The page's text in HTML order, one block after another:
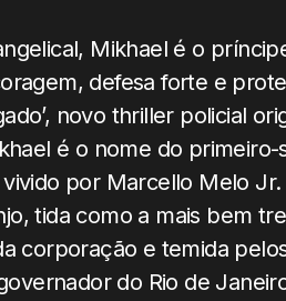
Mikhael é o
defesa forte e
novo thriller policial
é o nome do
por Marcello Melo
tida como a mais bem
corporação e temida
do Rio de